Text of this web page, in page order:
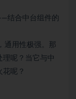
结合中台组件的
通用性极强。那
理呢？当它与中
呢？